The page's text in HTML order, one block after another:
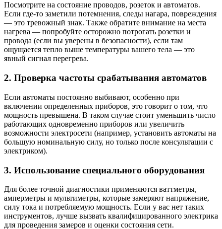
Посмотрите на состояние проводов, розеток и автоматов.
Если где-то заметили потемнения, следы нагара, повреждения
— это тревожный знак. Также обратите внимание на места
нагрева — попробуйте осторожно потрогать розетки и
провода (если вы уверены в безопасности), если там
ощущается тепло выше температуры вашего тела — это
явный сигнал перегрева.
2. Проверка частоты срабатывания автоматов
Если автоматы постоянно выбивают, особенно при
включении определенных приборов, это говорит о том, что
мощность превышена. В таком случае стоит уменьшить число
работающих одновременно приборов или увеличить
возможности электросети (например, установить автоматы на
большую номинальную силу, но только после консультации с
электриком).
3. Использование специального оборудования
Для более точной диагностики применяются ваттметры,
амперметры и мультиметры, которые замеряют напряжение,
силу тока и потребляемую мощность. Если у вас нет таких
инструментов, лучше вызвать квалифицированного электрика
для проведения замеров и оценки состояния сети.